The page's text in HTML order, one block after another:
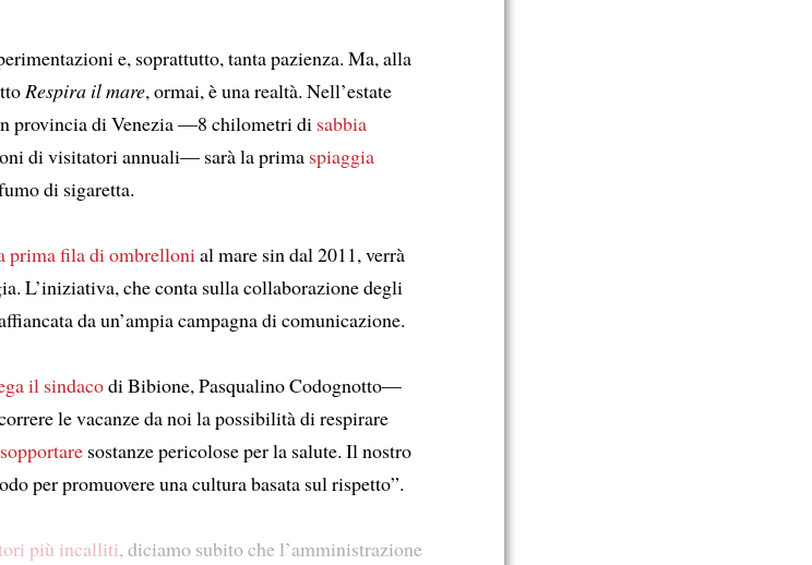
e, soprattutto, tanta pazienza. Ma, alla
Respira il mare, ormai, è una realtà. Nell’estate
provincia di Venezia —8 chilometri di sabbia
di visitatori annuali— sarà la prima spiaggia
di sigaretta.
prima fila di ombrelloni al mare sin dal 2011, verrà
L’iniziativa, che conta sulla collaborazione degli
da un’ampia campagna di comunicazione.
il sindacodi Bibione, Pasqualino Codognotto—
le vacanze da noi la possibilità di respirare
sostanze pericolose per la salute. Il nostro
per promuovere una cultura basata sul rispetto”.
più incalliti, diciamo subito che l’amministrazione